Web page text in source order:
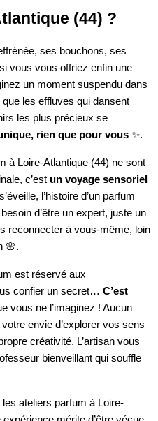
(44) ?
ses bouchons, ses
vous vous offriez enfin une
un moment suspendu dans
les effluves qui dansent
les plus précieux se
rien que pour vous ✨.
à Loire-Atlantique (44) ne sont
c’est un voyage sensoriel
l’histoire d’un parfum
d’être un expert, juste un
reconnecter à vous-même, loin
🌸.
est réservé aux
confier un secret… C’est
vous ne l’imaginez ! Aucun
envie d’explorer vos sens
créativité. L’artisan vous
bienveillant qui souffle
ateliers parfum à Loire-